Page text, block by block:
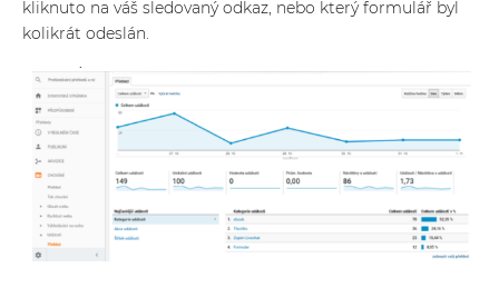
kliknuto na váš sledovaný odkaz, nebo který formulář byl
kolikrát odeslán.